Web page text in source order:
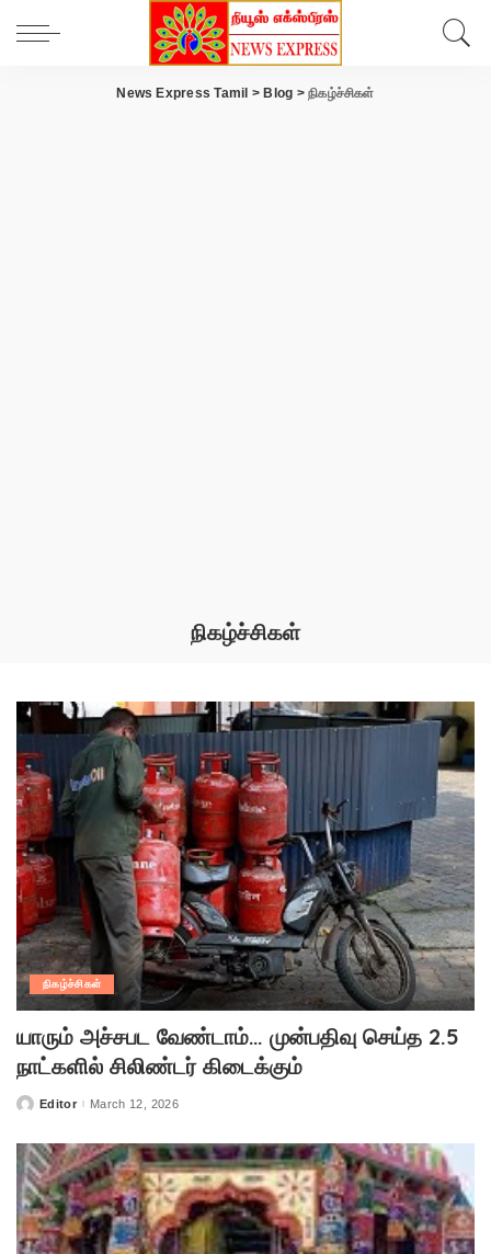
News Express Tamil > Blog >நிகழ்ச்சிகள்
நிகழ்ச்சிகள்
நிகழ்ச்சிகள்
யாரும் அச்சபட வேண்டாம்… முன்பதிவு செய்த 2.5
நாட்களில் சிலிண்டர் கிடைக்கும்
PostedEditor March 12, 2026